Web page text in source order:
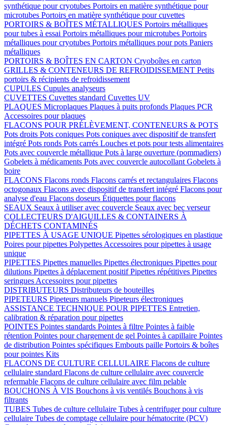
synthétique pour cryotubes Portoirs en matière synthétique pour
microtubes Portoirs en matière synthétique pour cuvettes
PORTOIRS & BOÎTES MÉTALLIQUES Portoirs métalliques
pour tubes à essai Portoirs métalliques pour microtubes Portoirs
métalliques pour cryotubes Portoirs métalliques pour pots Paniers
métalliques
PORTOIRS & BOÎTES EN CARTON Cryoboîtes en carton
GRILLES & CONTENEURS DE REFROIDISSEMENT Petits
portoirs & récipients de refroidissement
CUPULES Cupules analyseurs
CUVETTES Cuvettes standard Cuvettes UV
PLAQUES Microplaques Plaques à puits profonds Plaques PCR
Accessoires pour plaques
FLACONS POUR PRÉLÈVEMENT, CONTENEURS & POTS
Pots droits Pots coniques Pots coniques avec dispositif de transfert
intégré Pots ronds Pots carrés Louches et pots pour tests alimentaires
Pots avec couvercle métallique Pots à large ouverture (pommadiers)
Gobelets à médicaments Pots avec couvercle autocollant Gobelets à
boire
FLACONS Flacons ronds Flacons carrés et rectangulaires Flacons
octogonaux Flacons avec dispositif de transfert intégré Flacons pour
analyse d'eau Flacons doseurs Étiquettes pour flacons
SEAUX Seaux à utiliser avec couvercle Seaux avec bec verseur
COLLECTEURS D'AIGUILLES & CONTAINERS À
DÉCHETS CONTAMINÉS
PIPETTES À USAGE UNIQUE Pipettes sérologiques en plastique
Poires pour pipettes Polypettes Accessoires pour pipettes à usage
unique
PIPETTES Pipettes manuelles Pipettes électroniques Pipettes pour
dilutions Pipettes à déplacement positifPipettes répétitives Pipettes
seringues Accessoires pour pipettes
DISTRIBUTEURS Distributeurs de bouteilles
PIPETEURS Pipeteurs manuels Pipeteurs électroniques
ASSISTANCE TECHNIQUE POUR PIPETTES Entretien,
calibration & réparation pour pipettes
POINTES Pointes standards Pointes à filtre Pointes à faible
rétention Pointes pour chargement de gel Pointes à capillaire Pointes
de distribution Pointes spécifiques Embouts paille Portoirs & boîtes
pour pointes Kits
FLACONS DE CULTURE CELLULAIRE Flacons de culture
cellulaire standard Flacons de culture cellulaire avec couvercle
refermable Flacons de culture cellulaire avec film pelable
BOUCHONS À VIS Bouchons à vis ventilés Bouchons à vis
filtrants
TUBES Tubes de culture cellulaire Tubes à centrifuger pour culture
cellulaire Tubes de comptage cellulaire pour hématocrite (PCV)